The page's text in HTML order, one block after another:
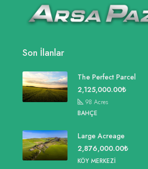
Son İlanlar
The Perfect Parcel
2,125,000.00₺
98 Acres
BAHÇE
Large Acreage
2,876,000.00₺
KÖY MERKEZI